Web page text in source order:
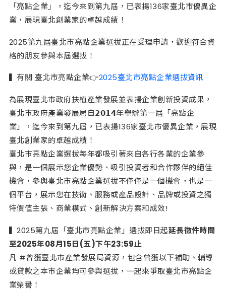
「亮點企業」，迄今來到第九屆，已表揚136家臺北市優異企
業，展現臺北創業家的卓越成績！
2025第九屆臺北市亮點企業選拔正在受理申請，歡迎符合資
格的朋友參與本屆選拔！
▍有關 臺北市亮點企業👉2025臺北市亮點企業選拔資訊
為展現臺北市政府扶植產業發展並表揚企業創新投資成果，
臺北市政府產業發展局自𝟮𝟬𝟭𝟰年舉辦第一屆「亮點企
業」，迄今來到第九屆，已表揚136家臺北市優異企業，展現
臺北創業家的卓越成績！
臺北市亮點企業選拔每年都吸引著來自各行各業的企業參
與，是一個展示您企業優勢、吸引投資者和合作夥伴的絕佳
機會，參與臺北市亮點企業選拔不僅僅是一個機會，也是一
個平台，展示您在技術、服務或產品設計、品牌或投資之獨
特價值主張、商業模式、創新解決方案和成效!
▍2025第九屆「臺北市亮點企業」選拔即日起延長徵件時間
至2025年08月15日(五)下午23:59止
凡 #曾獲臺北市產業發展局資源，包含曾獲以下補助、輔導
或貸款之本市企業均可參與選拔，一起來爭取臺北市亮點企
業榮譽！